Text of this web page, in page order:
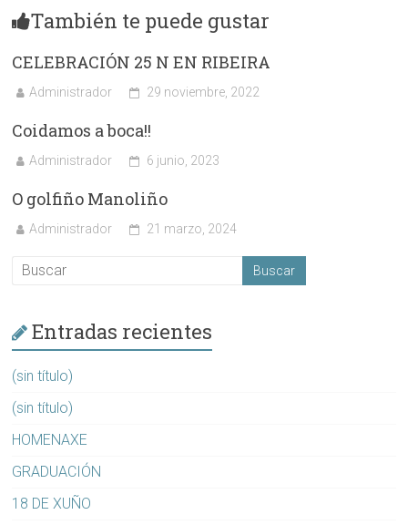
También te puede gustar
CELEBRACIÓN 25 N EN RIBEIRA
Administrador 29 noviembre, 2022
Coidamos a boca!!
Administrador 6 junio, 2023
O golfiño Manoliño
Administrador 21 marzo, 2024
Entradas recientes
(sin título)
(sin título)
HOMENAXE
GRADUACIÓN
18 DE XUÑO